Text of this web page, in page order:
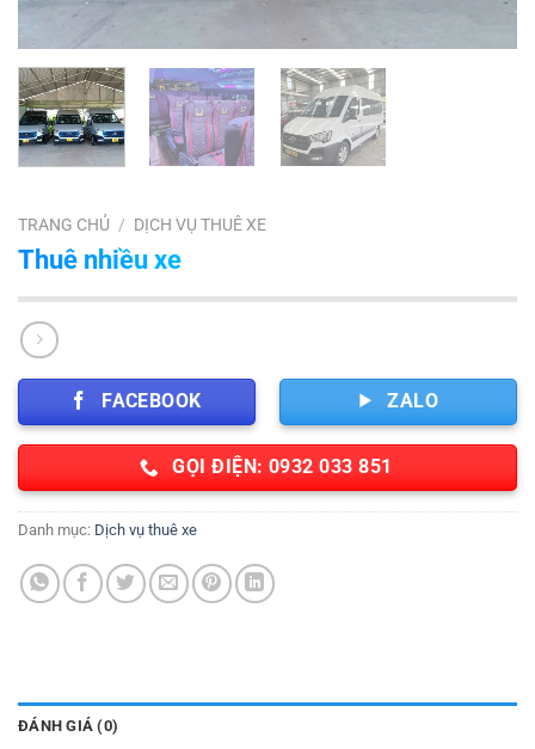
TRANG CHỦ / DỊCH VỤ THUÊ XE
Thuê nhiều xe
FACEBOOK ZALO
GỌI ĐIỆN: 0932 033 851
Danh mục: Dịch vụ thuê xe
ĐÁNH GIÁ (0)